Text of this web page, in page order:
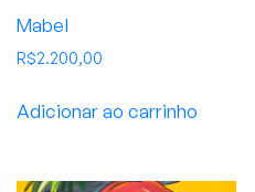
Mabel
R$2.200,00
Adicionar ao carrinho